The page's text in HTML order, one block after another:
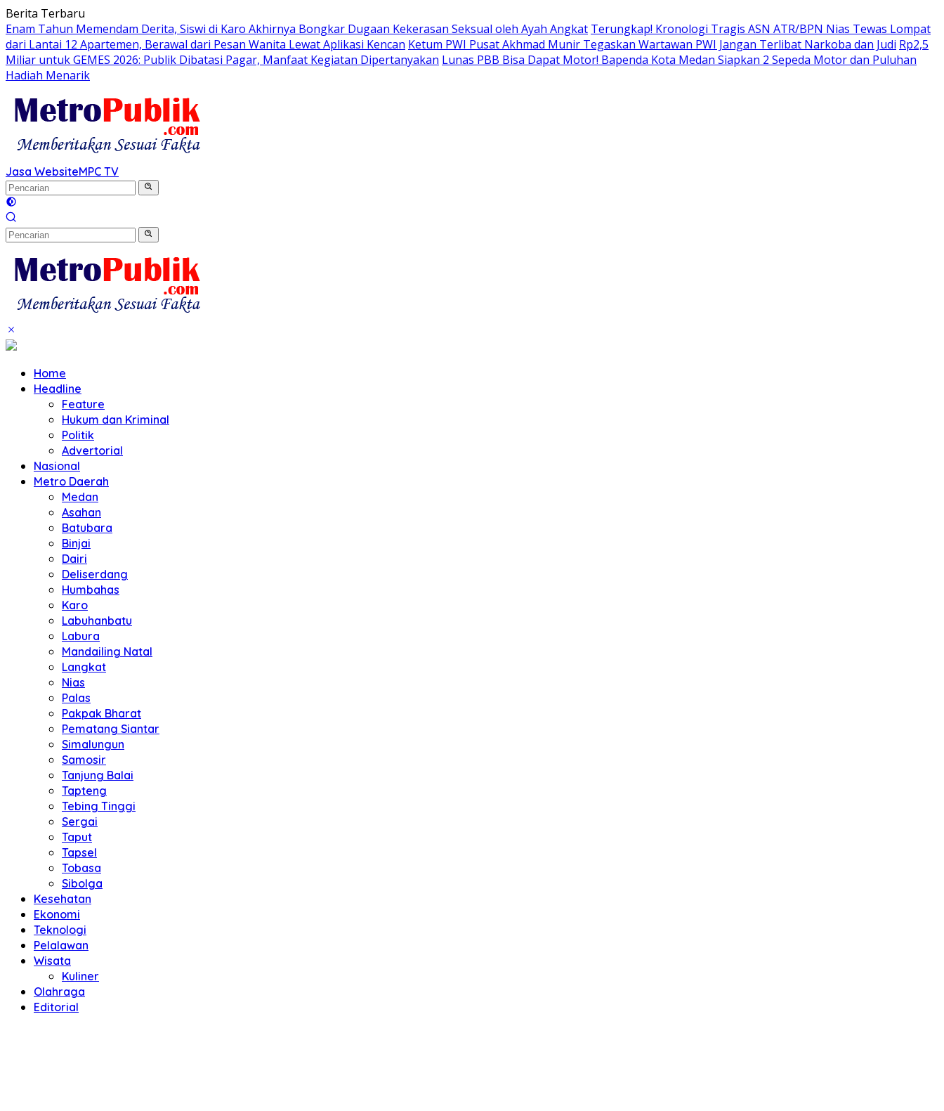
Langsung
ke
konten
Berita Terbaru
Enam Tahun Memendam Derita, Siswi di Karo Akhirnya Bongkar Dugaan Kekerasan Seksual oleh Ayah Angkat Terungkap! Kronologi Tragis ASN ATR/BPN Nias Tewas Lompat
dari Lantai 12 Apartemen, Berawal dari Pesan Wanita Lewat Aplikasi Kencan Ketum PWI Pusat Akhmad Munir Tegaskan Wartawan PWI Jangan Terlibat Narkoba dan Judi Rp2,5
Miliar untuk GEMES 2026: Publik Dibatasi Pagar, Manfaat Kegiatan Dipertanyakan Lunas PBB Bisa Dapat Motor! Bapenda Kota Medan Siapkan 2 Sepeda Motor dan Puluhan
Hadiah Menarik
Jasa WebsiteMPC TV
Home
Headline
Feature
Hukum dan Kriminal
Politik
Advertorial
Nasional
Metro Daerah
Medan
Asahan
Batubara
Binjai
Dairi
Deliserdang
Humbahas
Karo
Labuhanbatu
Labura
Mandailing Natal
Langkat
Nias
Palas
Pakpak Bharat
Pematang Siantar
Simalungun
Samosir
Tanjung Balai
Tapteng
Tebing Tinggi
Sergai
Taput
Tapsel
Tobasa
Sibolga
Kesehatan
Ekonomi
Teknologi
Pelalawan
Wisata
Kuliner
Olahraga
Editorial